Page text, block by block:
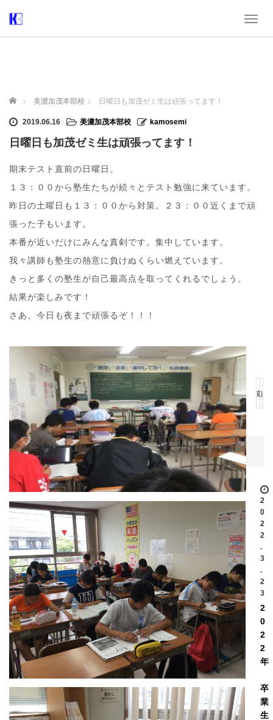
T
n
ホーム 美濃加茂本部校 日曜日も加茂ゼミ生は頑張ってます！
2019.06.16 美濃加茂本部校 kamosemi
日曜日も加茂ゼミ生は頑張ってます！
期末テスト直前の日曜日。
１３：００から塾生たちが続々とテスト勉強に来ています。
昨日の土曜日も１３：００から対策。２３：００近くまで頑
張った子もいます。
本番が近いだけにみんな真剣です。集中しています。
我々講師も塾生の熱意に負けぬくらい燃えています。
きっと多くの塾生が自己最高点を取ってくれるでしょう。
結果が楽しみです！
さあ、今日も夜まで頑張るぞ！！！
前
事
次
事
2
0
2
2
.
3
.
2
3
2
0
2
2
年
卒
業
生